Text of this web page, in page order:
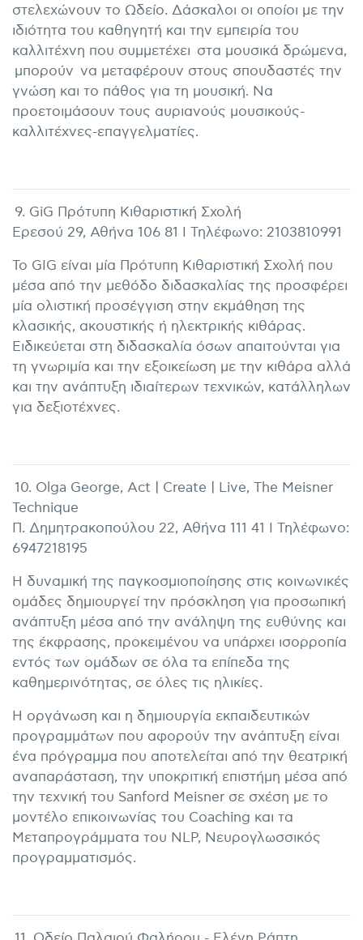
στελεχώνουν το Ωδείο. Δάσκαλοι οι οποίοι με την
ιδιότητα του καθηγητή και την εμπειρία του
καλλιτέχνη που συμμετέχει στα μουσικά δρώμενα,
μπορούν να μεταφέρουν στους σπουδαστές την
γνώση και το πάθος για τη μουσική. Να
προετοιμάσουν τους αυριανούς μουσικούς-
καλλιτέχνες-επαγγελματίες.
9. GiG Πρότυπη Κιθαριστική Σχολή
Ερεσού 29, Αθήνα 106 81 I Τηλέφωνο: 2103810991
Το GIG είναι μία Πρότυπη Κιθαριστική Σχολή που
μέσα από την μεθόδο διδασκαλίας της προσφέρει
μία ολιστική προσέγγιση στην εκμάθηση της
κλασικής, ακουστικής ή ηλεκτρικής κιθάρας.
Ειδικεύεται στη διδασκαλία όσων απαιτούνται για
τη γνωριμία και την εξοικείωση με την κιθάρα αλλά
και την ανάπτυξη ιδιαίτερων τεχνικών, κατάλληλων
για δεξιοτέχνες.
10. Olga George, Act | Create | Live, The Meisner
Technique
Π. Δημητρακοπούλου 22, Αθήνα 111 41 I Τηλέφωνο:
6947218195
Η δυναμική της παγκοσμιοποίησης στις κοινωνικές
ομάδες δημιουργεί την πρόσκληση για προσωπική
ανάπτυξη μέσα από την ανάληψη της ευθύνης και
της έκφρασης, προκειμένου να υπάρχει ισορροπία
εντός των ομάδων σε όλα τα επίπεδα της
καθημερινότητας, σε όλες τις ηλικίες.
Η οργάνωση και η δημιουργία εκπαιδευτικών
προγραμμάτων που αφορούν την ανάπτυξη είναι
ένα πρόγραμμα που αποτελείται από την θεατρική
αναπαράσταση, την υποκριτική επιστήμη μέσα από
την τεχνική του Sanford Meisner σε σχέση με το
μοντέλο επικοινωνίας του Coaching και τα
Μεταπρογράμματα του NLP, Νευρογλωσσικός
προγραμματισμός.